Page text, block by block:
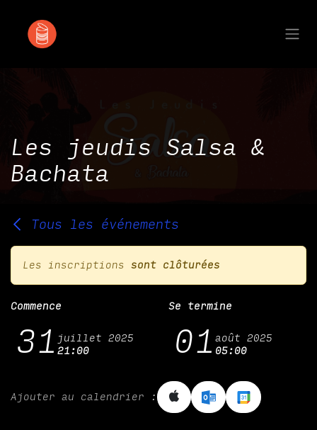
Les jeudis Salsa &
Bachata
Tous les événements
Les inscriptions sont clôturées
Commence
31 juillet 2025
21:00
Se termine
01 août 2025
05:00
Ajouter au calendrier :